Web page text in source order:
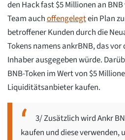
den Hack fast $5 Millionen an
Team auchoffengelegtein Plan
betroffener Kunden durch die
Tokens namens ankrBNB, das
Inhaber ausgegeben würde.
BNB-Token im Wert von $5
Liquiditätsanbieter kaufen.
3/ Zusätzlich wird Ankr
kaufen und diese verwenden,